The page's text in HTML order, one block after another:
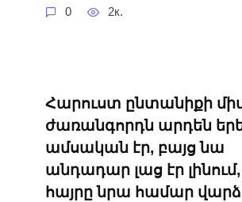
0 2к.
Հարուստ ընտանիքի
ժառանգորդն արդեն
ամսական էր, բայց նա
անդադար լաց էր
հայրը նրա համար